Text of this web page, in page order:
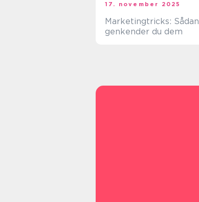
17. november 2025
Marketingtricks: Sådan
genkender du dem